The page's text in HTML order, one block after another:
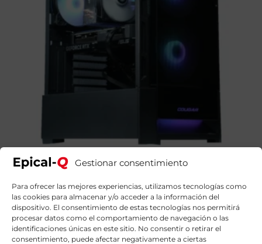
Gestionar consentimiento
Para ofrecer las mejores experiencias, utilizamos tecnologías como
las cookies para almacenar y/o acceder a la información del
dispositivo. El consentimiento de estas tecnologías nos permitirá
procesar datos como el comportamiento de navegación o las
identificaciones únicas en este sitio. No consentir o retirar el
consentimiento, puede afectar negativamente a ciertas
Epical-Q Killer AMD Ryzen 7 5700X, 32GB, 1TB SSD
Negro
1459,00€El
precio
original
era:
1459,00€.
1269,99€El
precio
actual
es:
1269,99€.